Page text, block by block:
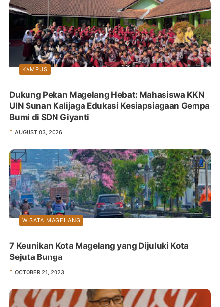
KAMPUS
Dukung Pekan Magelang Hebat: Mahasiswa KKN
UIN Sunan Kalijaga Edukasi Kesiapsiagaan Gempa
Bumi di SDN Giyanti
AUGUST 03, 2026
WISATA MAGELANG
7 Keunikan Kota Magelang yang Dijuluki Kota
Sejuta Bunga
OCTOBER 21, 2023